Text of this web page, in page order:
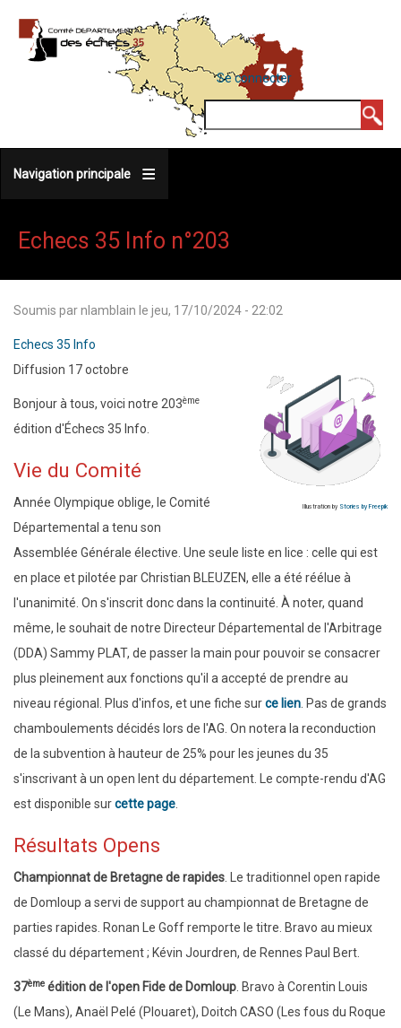
contenu
MENU
DU
COMPTE
DE
Se connecter
Navigation principale
Echecs 35 Info n°203
Soumis parnlamblain le jeu, 17/10/2024 - 22:02
Echecs 35 Info
Illustration by Stories by Freepik
Diffusion 17 octobre
Bonjour à tous, voici notre 203ème
édition d'Échecs 35 Info.
Vie du Comité
Année Olympique oblige, le Comité
Départemental a tenu son
Assemblée Générale élective. Une seule liste en lice : celle qui est
en place et pilotée par Christian BLEUZEN, elle a été réélue à
l'unanimité. On s'inscrit donc dans la continuité. À noter, quand
même, le souhait de notre Directeur Départemental de l'Arbitrage
(DDA) Sammy PLAT, de passer la main pour pouvoir se consacrer
plus pleinement aux fonctions qu'il a accepté de prendre au
niveau régional. Plus d'infos, et une fiche surce lien . Pas de grands
chamboulements décidés lors de l'AG. On notera la reconduction
de la subvention à hauteur de 25% pour les jeunes du 35
s'inscrivant à un open lent du département. Le compte-rendu d'AG
est disponible surcette page
Résultats Opens
Championnat de Bretagne de rapides . Le traditionnel open rapide
de Domloup a servi de support au championnat de Bretagne de
parties rapides. Ronan Le Goff remporte le titre. Bravo au mieux
classé du département ; Kévin Jourdren, de Rennes Paul Bert.
37ème édition de l'open Fide de Domloup . Bravo à Corentin Louis
(Le Mans), Anaël Pelé (Plouaret), Doitch CASO (Les fous du Roque